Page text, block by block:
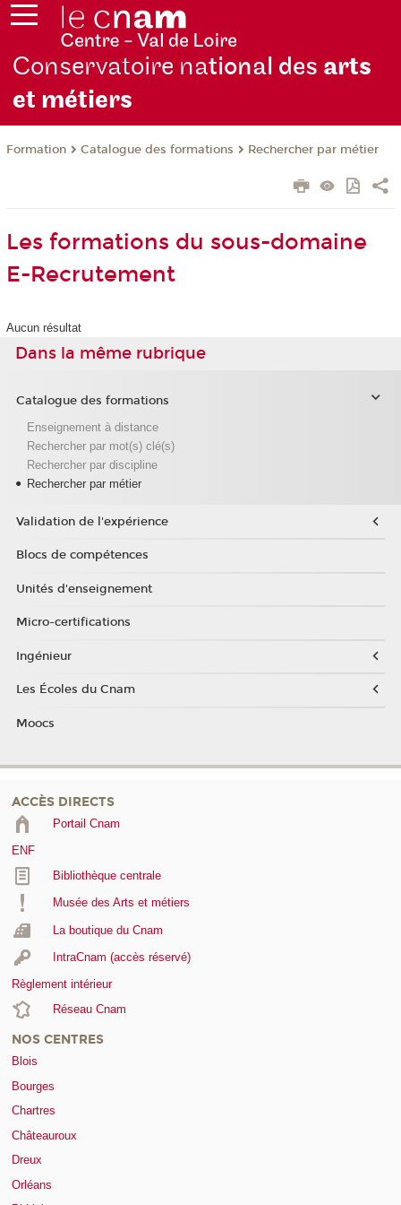
Conservatoire national des arts
et métiers
Formation Catalogue des formations Rechercher par métier
Les formations du sous-domaine
E-Recrutement
Aucun résultat
Dans la même rubrique
Catalogue des formations
Enseignement à distance
Rechercher par mot(s) clé(s)
Rechercher par discipline
Rechercher par métier
Validation de l'expérience
Blocs de compétences
Unités d'enseignement
Micro-certifications
Ingénieur
Les Écoles du Cnam
Moocs
ACCÈS DIRECTS
Portail Cnam
ENF
Bibliothèque centrale
Musée des Arts et métiers
La boutique du Cnam
IntraCnam (accès réservé)
Règlement intérieur
Réseau Cnam
NOS CENTRES
Blois
Bourges
Chartres
Châteauroux
Dreux
Orléans